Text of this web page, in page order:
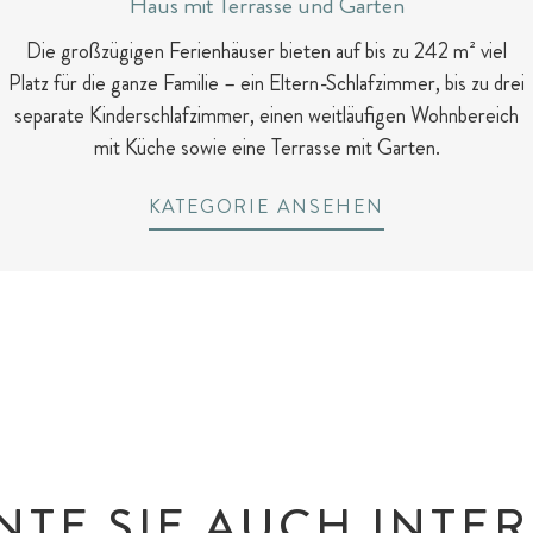
Die großzügigen Ferienhäuser bieten auf bis zu 242 m² viel
Platz für die ganze Familie – ein Eltern-Schlafzimmer, bis zu drei
separate Kinderschlafzimmer, einen weitläufigen Wohnbereich
mit Küche sowie eine Terrasse mit Garten.
KATEGORIE ANSEHEN